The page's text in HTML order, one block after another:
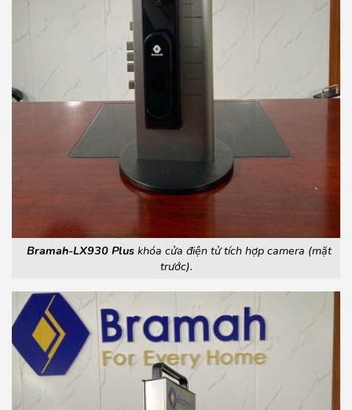
Bramah-LX930 Plus khóa cửa điện tử tích hợp camera (mặt
trước).